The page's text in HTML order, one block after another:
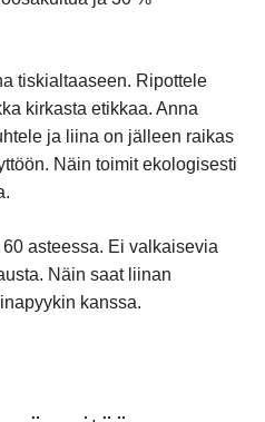
tiskialtaaseen. Ripottele
kirkasta etikkaa. Anna
ja liina on jälleen raikas
Näin toimit ekologisesti
asteessa. Ei valkaisevia
Näin saat liinan
kanssa.